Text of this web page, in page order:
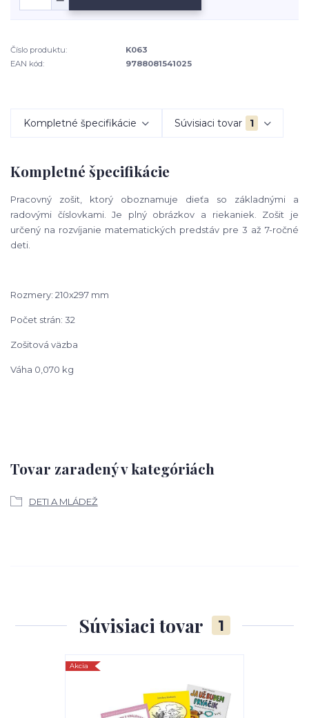
Číslo produktu:
K063
EAN kód:
9788081541025
Kompletné špecifikácie Súvisiaci tovar 1
Kompletné špecifikácie
Pracovný zošit, ktorý oboznamuje dieťa so základnými a
radovými číslovkami. Je plný obrázkov a riekaniek. Zošit je
určený na rozvíjanie matematických predstáv pre 3 až 7-ročné
deti.
Rozmery: 210x297 mm
Počet strán: 32
Zošitová väzba
Váha 0,070 kg
Tovar zaradený v kategóriách
DETI A MLÁDEŽ
Súvisiaci tovar 1
Akcia